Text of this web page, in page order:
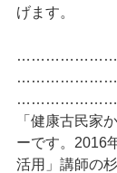
げます。
「健康古民家
ーです。2016
活用」講師の